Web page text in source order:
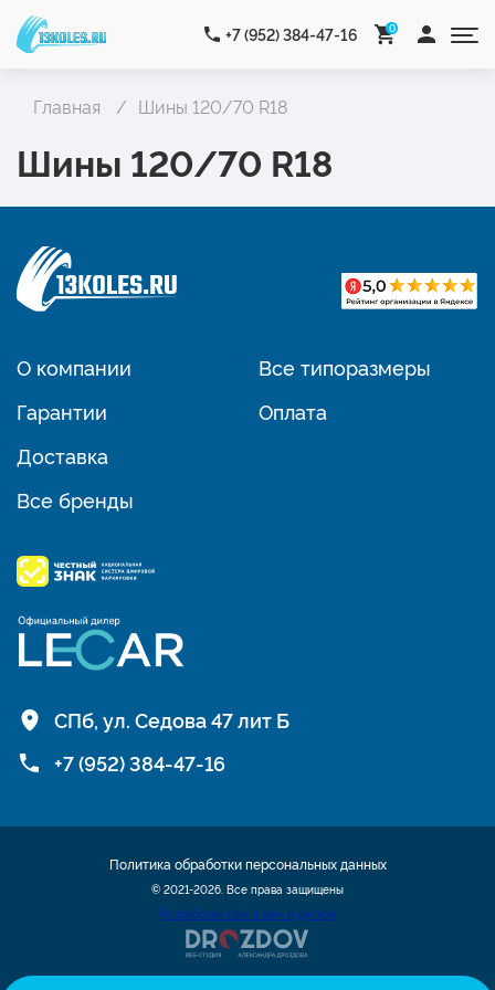
+7 (952) 384-47-16 0
Главная Шины 120/70 R18
Шины 120/70 R18
О компании
Гарантии
Доставка
Все бренды
Все типоразмеры
Оплата
СПб, ул. Седова 47 лит Б
+7 (952) 384-47-16
© 2021-2026. Все права защищены
Разработка сайта шин и дисков
Политика обработки персональных данных